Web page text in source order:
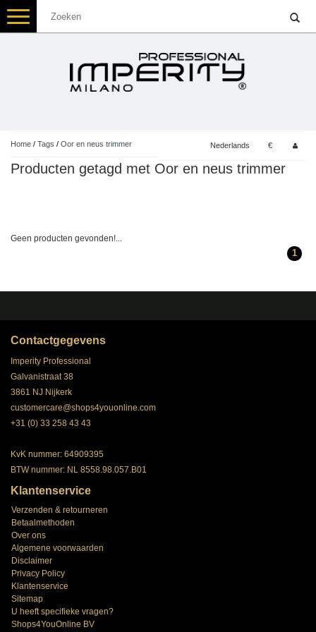
Toggle
navigation
Home / Tags / Oor en neus trimmer Nederlands €
Producten getagd met Oor en neus trimmer
Geen producten gevonden!...
1
Contactgegevens
Imperity Professional
Galvanistraat 38
3861 NJ Nijkerk
customercare@shops4youonline.com
+31 (0) 33 258 43 43
KvK nummer: 64909395
BTW nummer: NL 8558.98.057.B01
Klantenservice
Verzenden & retourneren
Betaalmethoden
Over ons
Algemene voorwaarden
Disclaimer
Privacy Policy
Klantenservice
Sitemap
U heeft specifieke vragen?
Shops4YouOnline BV